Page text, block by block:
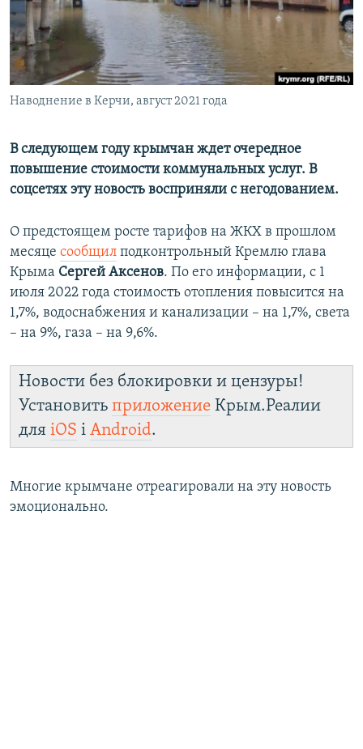
ПОБЕДИТЕЛЕЙ НЕ СУДЯТ?
КРЫМ.НЕПОКОРЕННЫЙ
ELIFBE
УКРАИНСКАЯ ПРОБЛЕМА КРЫМА
ПРИСОЕДИНЯЙТЕСЬ!
Наводнение в Керчи, август 2021 года
В следующем году крымчан ждет очередное
повышение стоимости коммунальных услуг. В
соцсетях эту новость восприняли с негодованием.
О предстоящем росте тарифов на ЖКХ в прошлом
месяце сообщил подконтрольный Кремлю глава
Крыма Сергей Аксенов. По его информации, с 1
июля 2022 года стоимость отопления повысится на
1,7%, водоснабжения и канализации – на 1,7%, света
– на 9%, газа – на 9,6%.
Новости без блокировки и цензуры!
Установить приложение Крым.Реалии
для iOS і Android.
Многие крымчане отреагировали на эту новость
эмоционально.